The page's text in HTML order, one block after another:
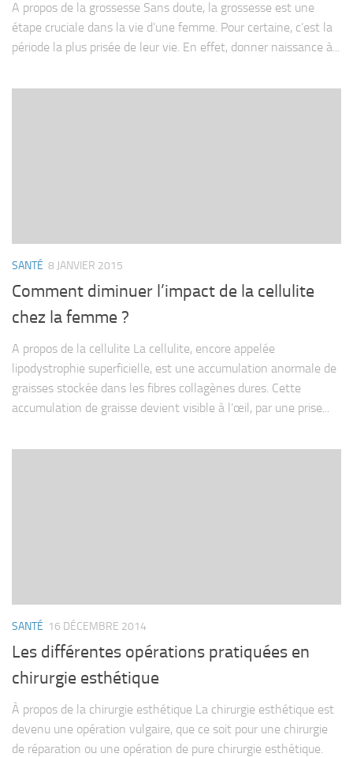
A propos de la grossesse Sans doute, la grossesse est une
étape cruciale dans la vie d’une femme. Pour certaine, c’est la
période la plus prisée de leur vie. En effet, donner naissance à...
SANTÉ 8 JANVIER 2015
Comment diminuer l’impact de la cellulite
chez la femme ?
A propos de la cellulite La cellulite, encore appelée
lipodystrophie superficielle, est une accumulation anormale de
graisses stockée dans les fibres collagènes dures. Cette
accumulation de graisse devient visible à l’œil, par une prise...
SANTÉ 16 DÉCEMBRE 2014
Les différentes opérations pratiquées en
chirurgie esthétique
À propos de la chirurgie esthétique La chirurgie esthétique est
devenu une opération vulgaire, que ce soit pour une chirurgie
de réparation ou une opération de pure chirurgie esthétique.